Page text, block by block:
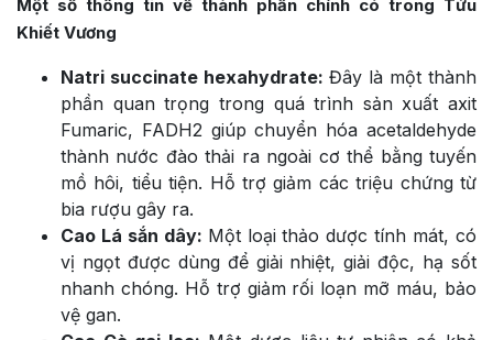
Một số thông tin về thành phần chính có trong Tửu
Khiết Vương
Natri succinate hexahydrate: Đây là một thành
phần quan trọng trong quá trình sản xuất axit
Fumaric, FADH2 giúp chuyển hóa acetaldehyde
thành nước đào thải ra ngoài cơ thể bằng tuyến
mồ hôi, tiểu tiện. Hỗ trợ giảm các triệu chứng từ
bia rượu gây ra.
Cao Lá sắn dây: Một loại thảo dược tính mát, có
vị ngọt được dùng để giải nhiệt, giải độc, hạ sốt
nhanh chóng. Hỗ trợ giảm rối loạn mỡ máu, bảo
vệ gan.